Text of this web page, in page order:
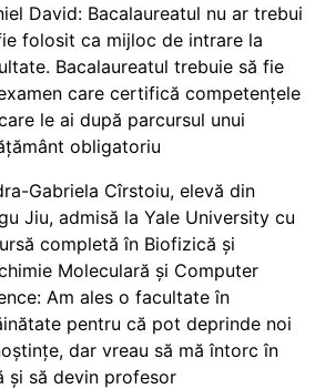
David: Bacalaureatul nu ar trebui
folosit ca mijloc de intrare la
Bacalaureatul trebuie să fie
care certifică competențele
le ai după parcursul unui
obligatoriu
Gabriela Cîrstoiu, elevă din
Jiu, admisă la Yale University cu
completă în Biofizică și
Moleculară și Computer
Am ales o facultate în
pentru că pot deprinde noi
dar vreau să mă întorc în
și să devin profesor